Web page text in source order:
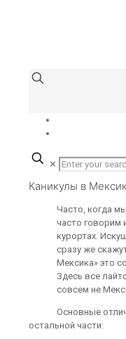
✕
Каникулы в
Часто, когда
часто говорим
курортах.
сразу же
Мексика» это
Здесь все
совсем не
Основные
остальной части: